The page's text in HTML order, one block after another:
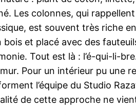
Les colonnes, qui rappellent
est souvent très riche
et placé avec des
Tout est là : l’é-qui-li-
Pour un intérieur pu une
l’équipe du Studio
de cette approche ne